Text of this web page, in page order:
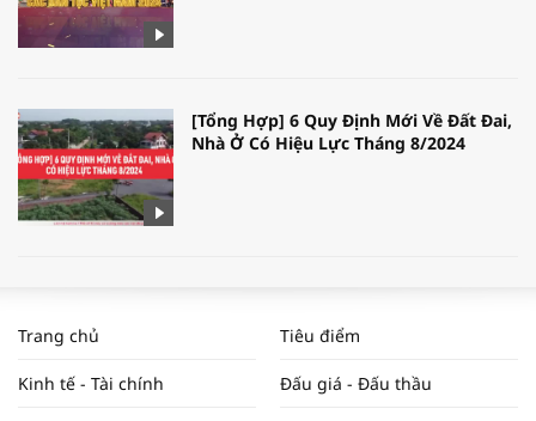
[Tổng Hợp] 6 Quy Định Mới Về Đất Đai,
Nhà Ở Có Hiệu Lực Tháng 8/2024
NAM NĂM 2024 VÀ NĂM 2025 | NHỊP
ĐẬP THỊ TRƯỜNG #62
Trang chủ Tiêu điểm
Kinh tế - Tài chính Đấu giá - Đấu thầu